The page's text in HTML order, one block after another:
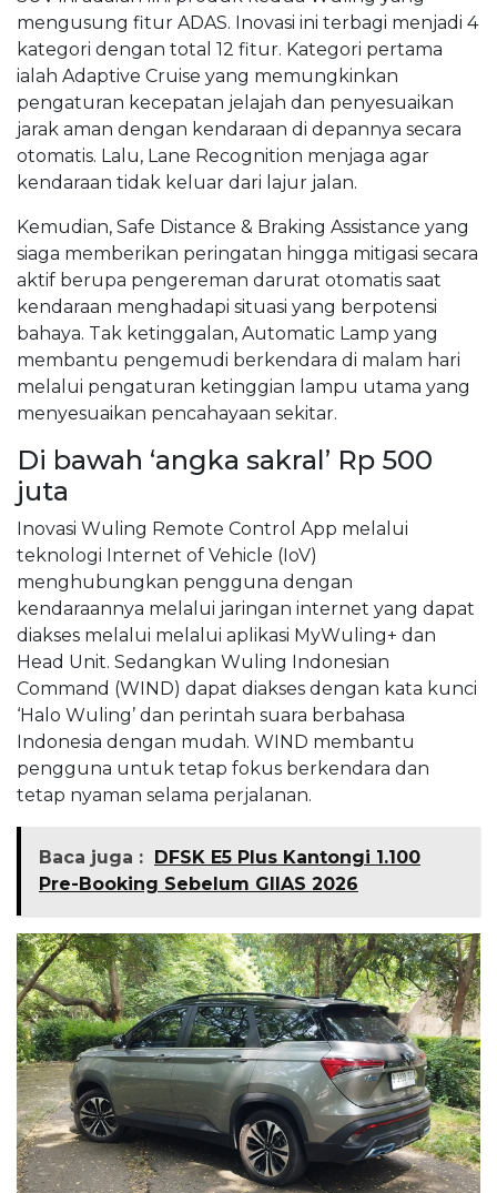
mengusung fitur ADAS. Inovasi ini terbagi menjadi 4
kategori dengan total 12 fitur. Kategori pertama
ialah Adaptive Cruise yang memungkinkan
pengaturan kecepatan jelajah dan penyesuaikan
jarak aman dengan kendaraan di depannya secara
otomatis. Lalu, Lane Recognition menjaga agar
kendaraan tidak keluar dari lajur jalan.
Kemudian, Safe Distance & Braking Assistance yang
siaga memberikan peringatan hingga mitigasi secara
aktif berupa pengereman darurat otomatis saat
kendaraan menghadapi situasi yang berpotensi
bahaya. Tak ketinggalan, Automatic Lamp yang
membantu pengemudi berkendara di malam hari
melalui pengaturan ketinggian lampu utama yang
menyesuaikan pencahayaan sekitar.
Di bawah ‘angka sakral’ Rp 500
juta
Inovasi Wuling Remote Control App melalui
teknologi Internet of Vehicle (IoV)
menghubungkan pengguna dengan
kendaraannya melalui jaringan internet yang dapat
diakses melalui melalui aplikasi MyWuling+ dan
Head Unit. Sedangkan Wuling Indonesian
Command (WIND) dapat diakses dengan kata kunci
‘Halo Wuling’ dan perintah suara berbahasa
Indonesia dengan mudah. WIND membantu
pengguna untuk tetap fokus berkendara dan
tetap nyaman selama perjalanan.
Baca juga : DFSK E5 Plus Kantongi 1.100
Pre-Booking Sebelum GIIAS 2026